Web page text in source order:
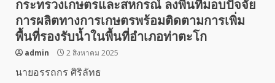
กระทรวงเกษตรและสหกรณ์ ลงพื้นที่มอบปัจจัย
การผลิตทางการเกษตรพร้อมติดตามการเพิ่ม
พื้นที่รองรับน้ำในพื้นที่อำเภอท่าตะโก
admin 2 สิงหาคม 2025
นายอรรถกร ศิริลัทธ